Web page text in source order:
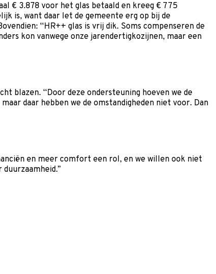
€ 3.878 voor het glas betaald en kreeg € 775
is, want daar let de gemeente erg op bij de
“HR++ glas is vrij dik. Soms compenseren de
kon vanwege onze jarendertigkozijnen, maar een
blazen. “Door deze ondersteuning hoeven we de
daar hebben we de omstandigheden niet voor. Dan
en meer comfort een rol, en we willen ook niet